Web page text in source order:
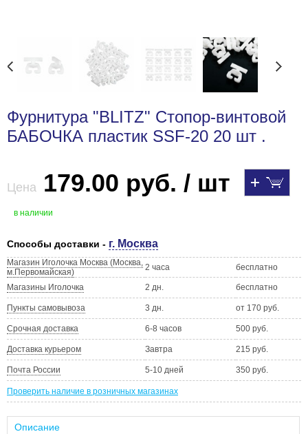
Фурнитура "BLITZ" Стопор-винтовой
БАБОЧКА пластик SSF-20 20 шт .
Цена 179.00 руб. / шт
в наличии
Способы доставки - г. Москва
Магазин Иголочка Москва (Москва,
м.Первомайская)
2 часа бесплатно
Магазины Иголочка 2 дн. бесплатно
Пункты самовывоза 3 дн. от 170 руб.
Срочная доставка 6-8 часов 500 руб.
Доставка курьером Завтра 215 руб.
Почта России 5-10 дней 350 руб.
Проверить наличие в розничных магазинах
Описание